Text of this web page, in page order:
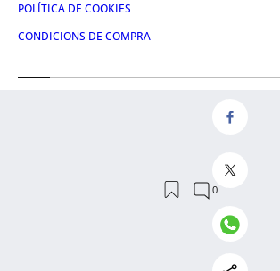
POLÍTICA DE COOKIES
CONDICIONS DE COMPRA